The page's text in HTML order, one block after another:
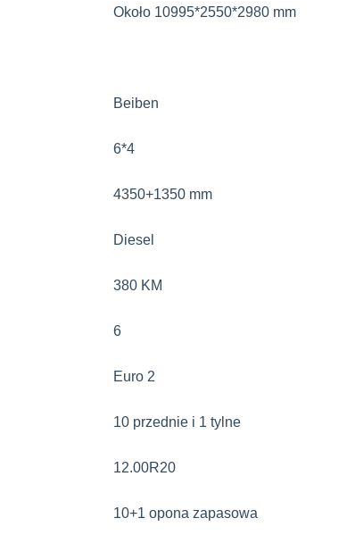
Około 10995*2550*2980 mm
Beiben
6*4
4350+1350 mm
Diesel
380 KM
6
Euro 2
10 przednie i 1 tylne
12.00R20
10+1 opona zapasowa